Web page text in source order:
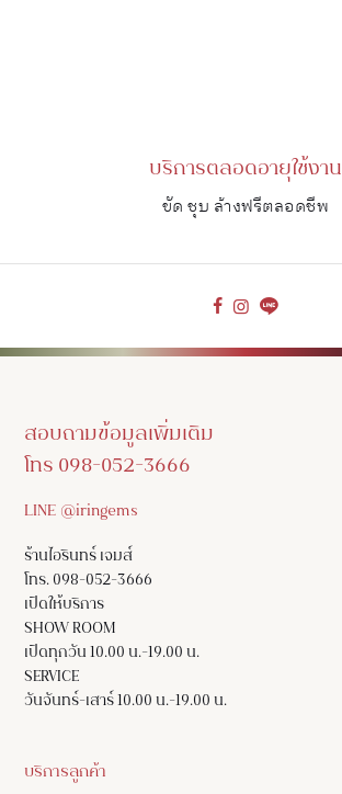
บริการตลอดอายุใช้งาน
ขัด ชุบ ล้างฟรีตลอดชีพ
สอบถามข้อมูลเพิ่มเติม
โทร 098-052-3666
LINE @iringems
ร้านไอรินทร์ เจมส์
โทร. 098-052-3666
เปิดให้บริการ
SHOW ROOM
เปิดทุกวัน 10.00 น.-19.00 น.
SERVICE
วันจันทร์-เสาร์ 10.00 น.-19.00 น.
บริการลูกค้า